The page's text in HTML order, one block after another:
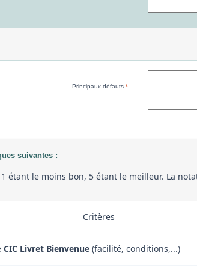
Principaux défauts *
suivantes :
1 étant le moins bon, 5 étant le meilleur. La
Critères
CIC Livret Bienvenue (facilité, conditions,...)